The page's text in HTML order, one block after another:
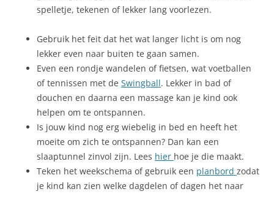
spelletje, tekenen of lekker lang voorlezen.
Gebruik het feit dat het wat langer licht is om nog
lekker even naar buiten te gaan samen.
Even een rondje wandelen of fietsen, wat voetballen
of tennissen met de Swingball. Lekker in bad of
douchen en daarna een massage kan je kind ook
helpen om te ontspannen.
Is jouw kind nog erg wiebelig in bed en heeft het
moeite om zich te ontspannen? Dan kan een
slaaptunnel zinvol zijn. Lees hier hoe je die maakt.
Teken het weekschema of gebruik een planbord zodat
je kind kan zien welke dagdelen of dagen het naar